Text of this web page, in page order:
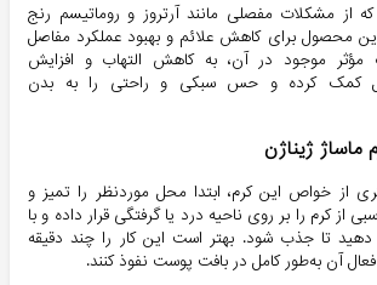
که از مشکلات مفصلی مانند آرتروز و روماتیسم رنج
این محصول برای کاهش علائم و بهبود عملکرد مفاصل
مؤثر موجود در آن، به کاهش التهاب و افزایش
کمک کرده و حس سبکی و راحتی را به بدن
ماساژ ژیناژن
از خواص این کرم، ابتدا محل موردنظر را تمیز و
از کرم را بر روی ناحیه درد یا گرفتگی قرار داده و با
دهید تا جذب شود. بهتر است این کار را چند دقیقه
فعال آن به‌طور کامل در بافت پوست نفوذ کنند.